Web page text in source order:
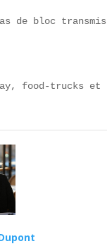
de bloc
food-trucks